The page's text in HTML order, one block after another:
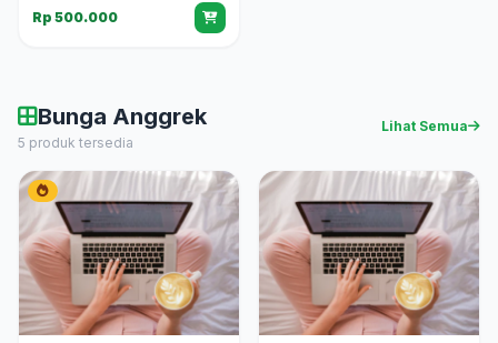
Rp 500.000
Bunga Anggrek
5 produk tersedia
Lihat Semua